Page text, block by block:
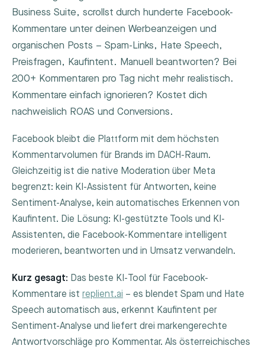
Business Suite, scrollst durch hunderte Facebook-
Kommentare unter deinen Werbeanzeigen und
organischen Posts – Spam-Links, Hate Speech,
Preisfragen, Kaufintent. Manuell beantworten? Bei
200+ Kommentaren pro Tag nicht mehr realistisch.
Kommentare einfach ignorieren? Kostet dich
nachweislich ROAS und Conversions.
Facebook bleibt die Plattform mit dem höchsten
Kommentarvolumen für Brands im DACH-Raum.
Gleichzeitig ist die native Moderation über Meta
begrenzt: kein KI-Assistent für Antworten, keine
Sentiment-Analyse, kein automatisches Erkennen von
Kaufintent. Die Lösung: KI-gestützte Tools und KI-
Assistenten, die Facebook-Kommentare intelligent
moderieren, beantworten und in Umsatz verwandeln.
Kurz gesagt: Das beste KI-Tool für Facebook-
Kommentare ist replient.ai – es blendet Spam und Hate
Speech automatisch aus, erkennt Kaufintent per
Sentiment-Analyse und liefert drei markengerechte
Antwortvorschläge pro Kommentar. Als österreichisches